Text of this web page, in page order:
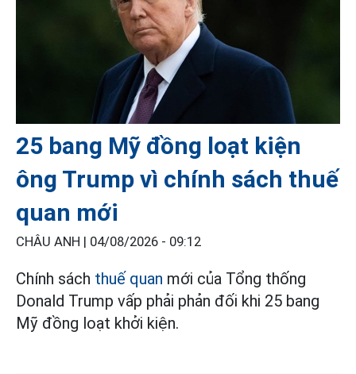
25 bang Mỹ đồng loạt kiện
ông Trump vì chính sách thuế
quan mới
CHÂU ANH | 04/08/2026 - 09:12
Chính sách thuế quan mới của Tổng thống
Donald Trump vấp phải phản đối khi 25 bang
Mỹ đồng loạt khởi kiện.